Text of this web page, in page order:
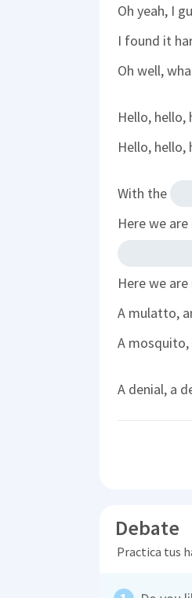
Oh yeah, I
I found it
Oh well,
Hello, hello,
Hello, hello,
With the
Here we
Here we
A mulatto,
A
A denial, a
Debate
Practica tus